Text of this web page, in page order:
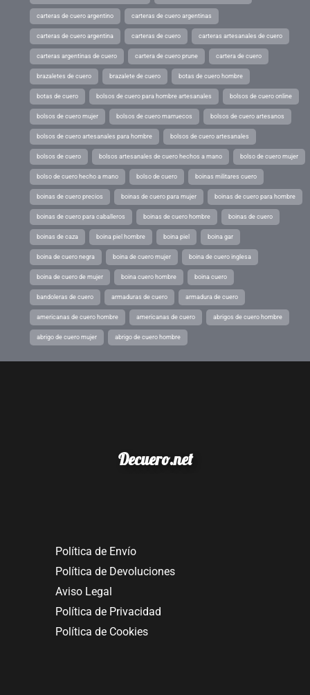
carteras de cuero argentino carteras de cuero argentinas
carteras de cuero argentina carteras de cuero carteras artesanales de cuero
carteras argentinas de cuero cartera de cuero prune cartera de cuero
brazaletes de cuero brazalete de cuero botas de cuero hombre
botas de cuero bolsos de cuero para hombre artesanales bolsos de cuero online
bolsos de cuero mujer bolsos de cuero marruecos bolsos de cuero artesanos
bolsos de cuero artesanales para hombre bolsos de cuero artesanales
bolsos de cuero bolsos artesanales de cuero hechos a mano bolso de cuero mujer
bolso de cuero hecho a mano bolso de cuero boinas militares cuero
boinas de cuero precios boinas de cuero para mujer boinas de cuero para hombre
boinas de cuero para caballeros boinas de cuero hombre boinas de cuero
boinas de caza boina piel hombre boina piel boina gar
boina de cuero negra boina de cuero mujer boina de cuero inglesa
boina de cuero de mujer boina cuero hombre boina cuero
bandoleras de cuero armaduras de cuero armadura de cuero
americanas de cuero hombre americanas de cuero abrigos de cuero hombre
abrigo de cuero mujer abrigo de cuero hombre
Decuero.net
Política de Envío
Política de Devoluciones
Aviso Legal
Política de Privacidad
Política de Cookies